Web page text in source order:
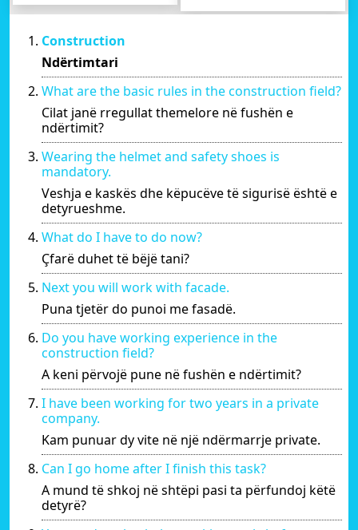
Construction
Ndërtimtari
What are the basic rules in the construction field?
Cilat janë rregullat themelore në fushën e
ndërtimit?
Wearing the helmet and safety shoes is
mandatory.
Veshja e kaskës dhe këpucëve të sigurisë është e
detyrueshme.
What do I have to do now?
Çfarë duhet të bëjë tani?
Next you will work with facade.
Puna tjetër do punoi me fasadë.
Do you have working experience in the
construction field?
A keni përvojë pune në fushën e ndërtimit?
I have been working for two years in a private
company.
Kam punuar dy vite në një ndërmarrje private.
Can I go home after I finish this task?
A mund të shkoj në shtëpi pasi ta përfundoj këtë
detyrë?